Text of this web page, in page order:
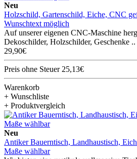
Neu
Holzschild, Gartenschild, Eiche, CNC
Wunschtext möglich
Auf unserer eigenen CNC-Maschine
Dekoschilder, Holzschilder, Geschenke ..
29,90€
Preis ohne Steuer 25,13€
Warenkorb
+ Wunschliste
+ Produktvergleich
Neu
Antiker Bauerntisch, Landhaustisch,
Maße wählbar